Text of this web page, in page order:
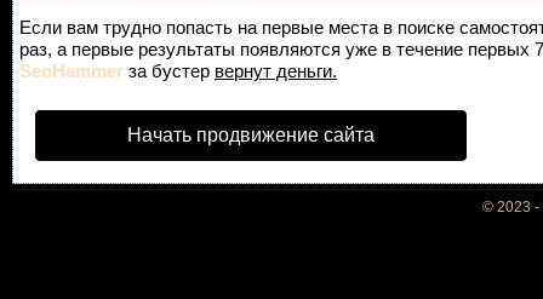
Если вам трудно попасть на первые места в поиске
раз, а первые результаты появляются уже в течение первых
SeoHammer за бустер вернут деньги.
Начать продвижение сайта
© 2023 -